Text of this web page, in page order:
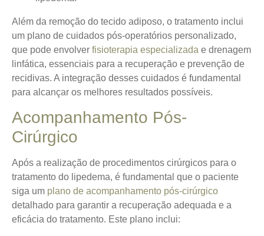
Além da remoção do tecido adiposo, o tratamento inclui
um plano de cuidados pós-operatórios personalizado,
que pode envolver fisioterapia especializada e drenagem
linfática, essenciais para a recuperação e prevenção de
recidivas. A integração desses cuidados é fundamental
para alcançar os melhores resultados possíveis.
Acompanhamento Pós-
Cirúrgico
Após a realização de procedimentos cirúrgicos para o
tratamento do lipedema, é fundamental que o paciente
siga um plano de acompanhamento pós-cirúrgico
detalhado para garantir a recuperação adequada e a
eficácia do tratamento. Este plano inclui: